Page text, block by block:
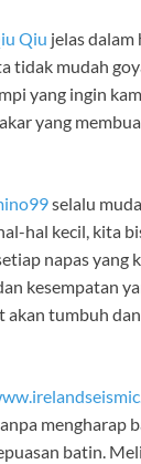
Qiu jelas dalam
tidak mudah
yang ingin
yang
selalu
hal kecil, kita
napas yang
kesempatan
akan tumbuh
mengharap
batin.